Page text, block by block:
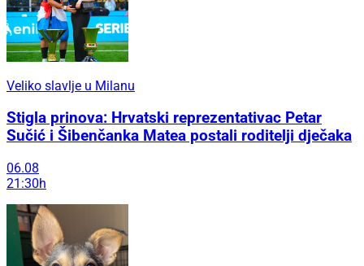
Veliko slavlje u Milanu
Stigla prinova: Hrvatski reprezentativac Petar
Sučić i Šibenčanka Matea postali roditelji dječaka
06.08
21:30h